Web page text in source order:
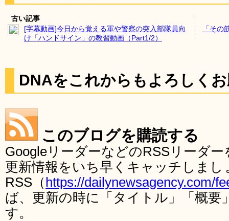
古い記事
[字幕動画]今日から覚える軍や警察の突入部隊員向
け「ハンドサイン」の教習動画（Part1/2）
「そ
DNAをこれからもよろしく
このブログを購読する
GoogleリーダーなどのRSSリーダ
更新情報をいち早くキャッチしま
RSS（ https://dailynewsagency.com/
ば、更新の時に「タイトル」「概要
す。